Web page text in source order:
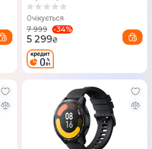
Очікується
7 999 -34%
5 299₴